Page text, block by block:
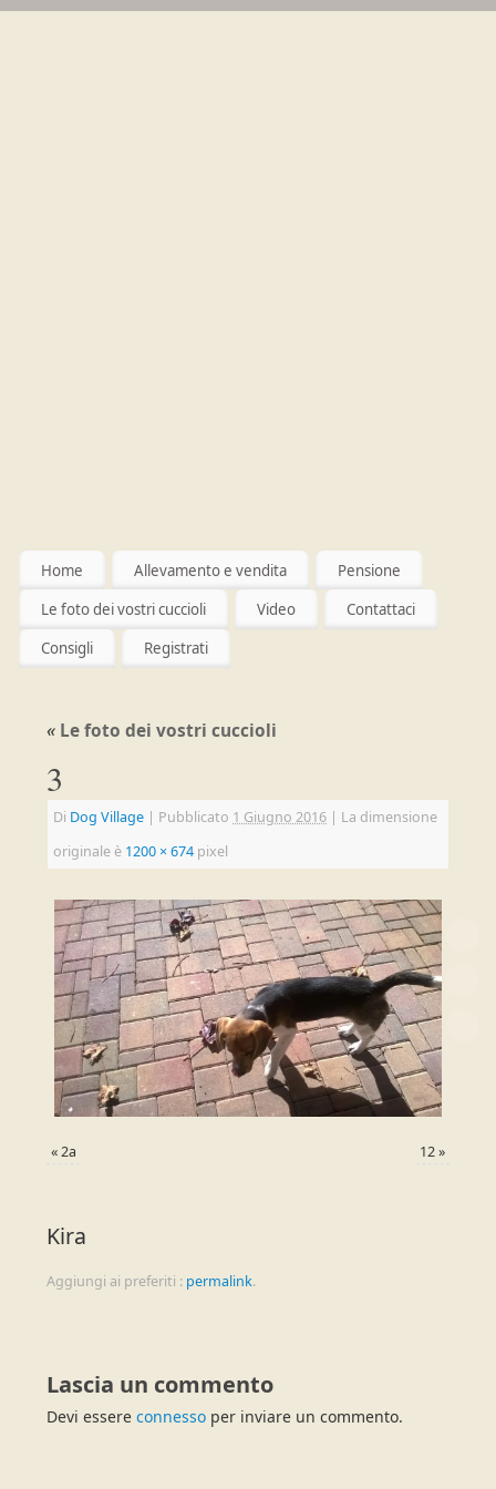
Home Allevamento e vendita
Pensione
Le foto dei vostri cuccioli
Video
Contattaci
Consigli
Registrati
« Le foto dei vostri cuccioli
3
Di Dog Village | Pubblicato 1 Giugno 2016 | La dimensione
originale è 1200 × 674 pixel
«2a 12»
Kira
Aggiungi ai preferiti : permalink.
Lascia un commento
Devi essere connesso per inviare un commento.